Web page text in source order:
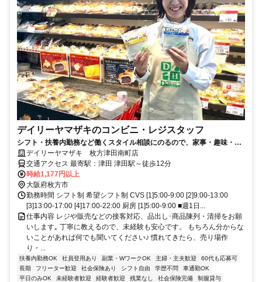
デイリーヤマザキのコンビニ・レジスタッフ
シフト・扶養内勤務など働くスタイル相談にのるので、家事・趣味・学
校などプライベートと両立できます！
デイリーヤマザキ 枚方津田南町店
交通アクセス 最寄駅：津田 津田駅～徒歩12分
時給1,177円以上
大阪府枚方市
勤務時間 シフト制 希望シフト制 CVS [1]5:00-9:00 [2]9:00-13:00
[3]13:00-17:00 [4]17:00-22:00 厨房 [1]5:00-9:00 ■週1日...
仕事内容 レジや販売などの接客対応、品出し･商品陳列・清掃をお願
いします｡ 丁寧に教えるので、未経験も安心です。 もちろん分からな
いことがあれば何でも聞いてください♪ 慣れてきたら、売り場作
り・...
扶養内勤務OK 社員登用あり 副業・WワークOK 主婦・主夫歓迎
60代も応募可
長期
フリーター歓迎 社会保険あり シフト自由 学歴不問
車通勤OK
平日のみOK
未経験者歓迎 経験者歓迎 残業なし 社会保険完備
制服貸与